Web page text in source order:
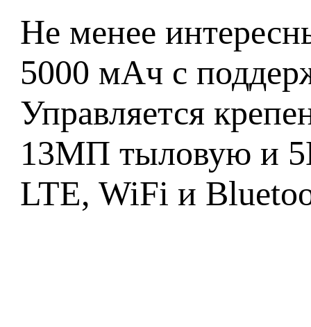
Не менее
5000 мАч с
Управляется
13МП тыловую и
LTE, WiFi и